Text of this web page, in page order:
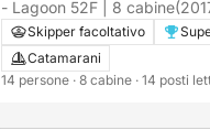
- Lagoon 52F | 8 cabine
Skipper facoltativo
Catamarani
14 persone · 8 cabine · 14 posti